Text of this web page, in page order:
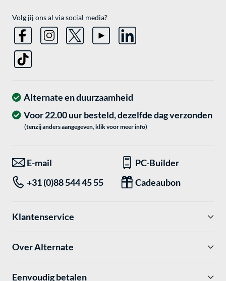
Volg jij ons al via social media?
Alternate en duurzaamheid
Voor 22.00 uur besteld, dezelfde dag verzonden
(tenzij anders aangegeven, klik voor meer info)
E-mail
PC-Builder
+31 (0)88 544 45 55
Cadeaubon
Klantenservice
Over Alternate
Eenvoudig betalen